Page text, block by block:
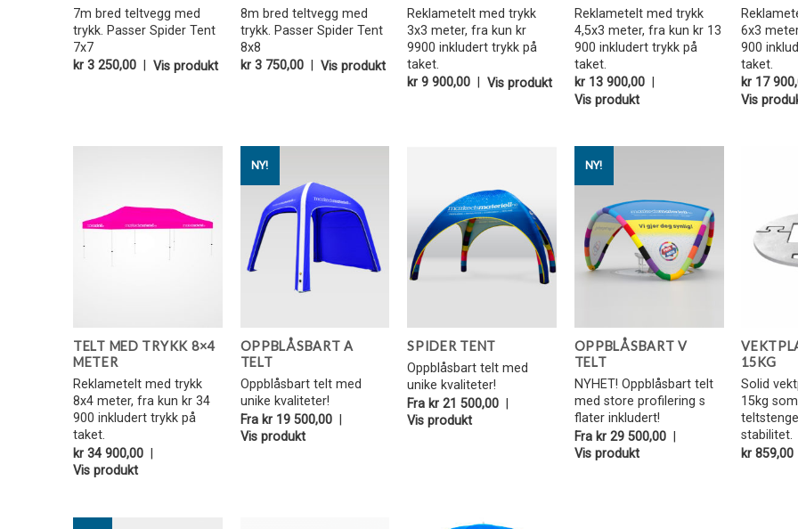
7m bred teltvegg med
trykk. Passer Spider Tent
7x7
kr 3 250,00 Vis produkt
8m bred teltvegg med
trykk. Passer Spider Tent
8x8
kr3 750,00 Vis produkt
Reklametelt med trykk
3x3 meter, fra kun kr
9900 inkludert trykk på
taket.
kr 9 900,00 Vis produkt
Reklametelt med trykk
4,5x3 meter, fra kun kr 13
900 inkludert trykk på
taket.
kr13 900,00
Vis produkt
6x3
900
taket.
kr 17
Vis
TELT MED TRYKK 8×4
METER
Reklametelt med trykk
8x4 meter, fra kun kr 34
900 inkludert trykk på
taket.
kr 34 900,00
Vis produkt
NY!
Favoritter
OPPBLÅSBART A
TELT
Oppblåsbart telt med
unike kvaliteter!
Fra kr19 500,00
Vis produkt
Favoritter
SPIDER TENT
Oppblåsbart telt med
unike kvaliteter!
Fra kr 21 500,00
Vis produkt
NY!
Favoritter
OPPBLÅSBART V
TELT
NYHET! Oppblåsbart telt
med store profilering s
flater inkludert!
Fra kr29 500,00
Vis produkt
15KG
Solid
15kg
stabilitet.
kr 859,00